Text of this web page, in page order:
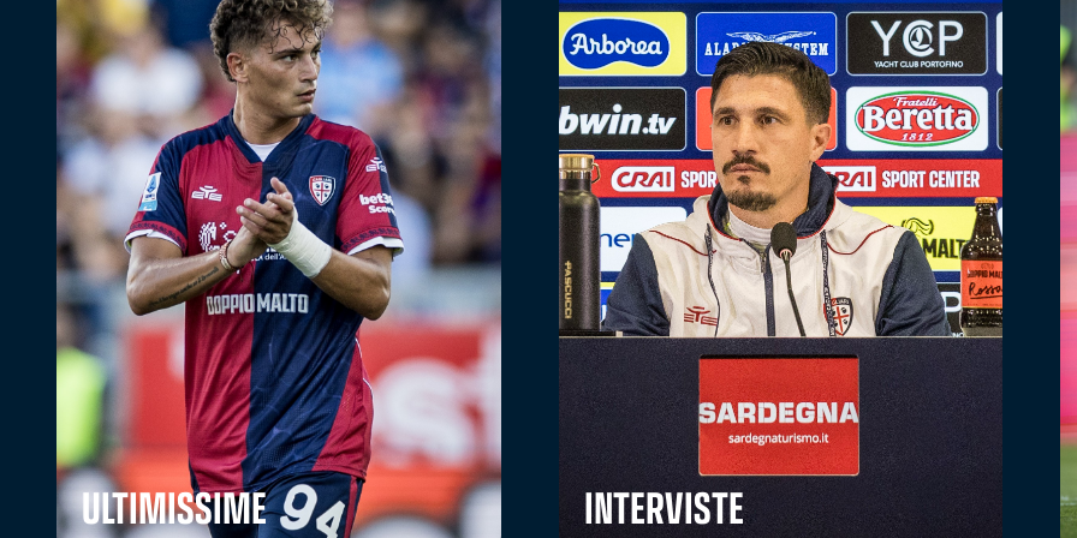
ULTIMISSIME INTERVISTE